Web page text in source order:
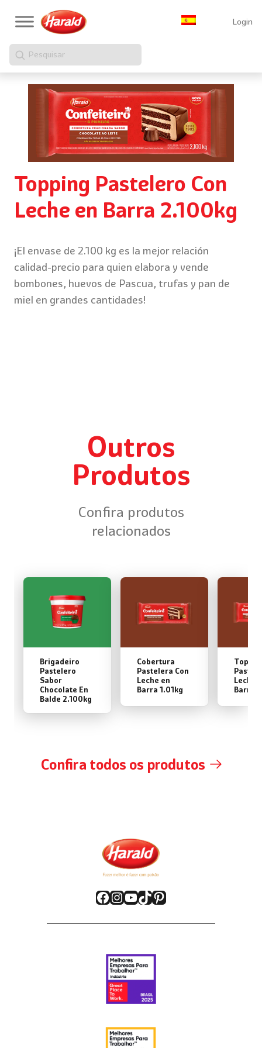
Login
Pesquisar
Topping Pastelero Con
Leche en Barra 2.100kg
¡El envase de 2.100 kg es la mejor relación
calidad-precio para quien elabora y vende
bombones, huevos de Pascua, trufas y pan de
miel en grandes cantidades!
Outros
Produtos
Confira produtos
relacionados
Brigadeiro
Pastelero
Sabor
Chocolate En
Balde 2.100kg
Cobertura
Pastelera Con
Leche en
Barra 1.01kg
Leche
Barra
Confira todos os produtos
Facebook
Instagram
YouTube
TikTok
Pinterest